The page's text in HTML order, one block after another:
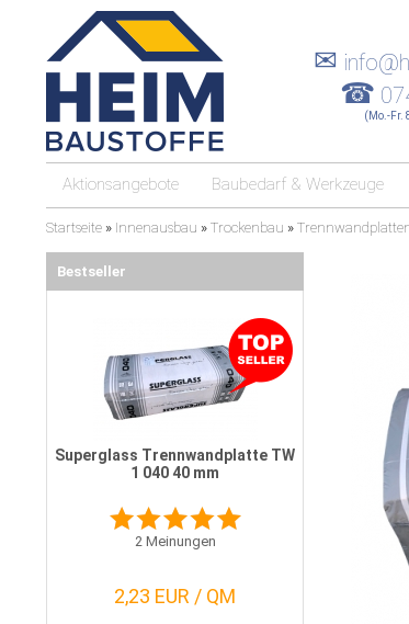
✉
☎
(Mo.-Fr.
Aktionsangebote Baubedarf & Werkzeuge
Startseite » Innenausbau » Trockenbau »
Bestseller
Superglass Trennwandplatte TW
1 040 40 mm
2Meinungen
2,23 EUR / QM